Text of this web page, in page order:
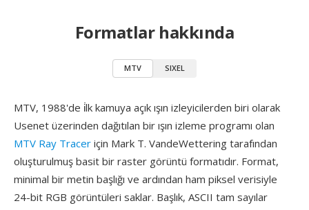
Formatlar hakkında
MTV SIXEL
MTV, 1988'de i̇lk kamuya açık ışın izleyicilerden biri olarak
Usenet üzerinden dağıtılan bir ışın izleme programı olan
MTV Ray Tracer için Mark T. VandeWettering tarafından
oluşturulmuş basit bir raster görüntü formatıdır. Format,
minimal bir metin başlığı ve ardından ham piksel verisiyle
24-bit RGB görüntüleri saklar. Başlık, ASCII tam sayılar